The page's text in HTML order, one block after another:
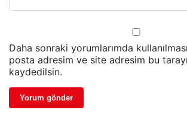
Daha sonraki yorumlarımda
posta adresim ve site adresim bu
kaydedilsin.